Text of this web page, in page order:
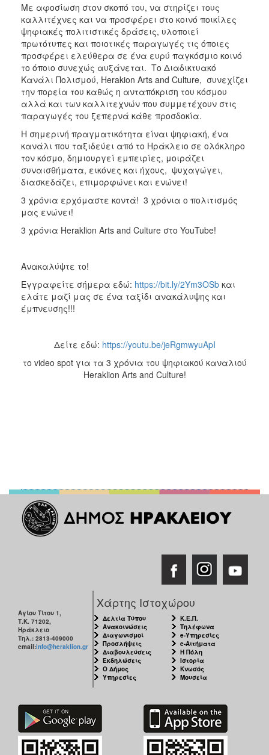
Με αφοσίωση στον σκοπό του, να στηρίζει τους
καλλιτέχνες και να προσφέρει στο κοινό ποικίλες
ψηφιακές πολιτιστικές δράσεις, υλοποιεί
πρωτότυπες και ποιοτικές παραγωγές τις όποιες
προσφέρει ελεύθερα σε ένα ευρύ παγκόσμιο κοινό
το όποιο συνεχώς αυξάνεται. Το Διαδικτυακό
Κανάλι Πολισμού, Herakion Arts and Culture, συνεχίζει
την πορεία του καθώς η ανταπόκριση του κόσμου
αλλά και των καλλιτεχνών που συμμετέχουν στις
παραγωγές του ξεπερνά κάθε προσδοκία.
Η σημερινή πραγματικότητα είναι ψηφιακή, ένα
κανάλι που ταξιδεύει από το Ηράκλειο σε ολόκληρο
τον κόσμο, δημιουργεί εμπειρίες, μοιράζει
συναισθήματα, εικόνες και ήχους, ψυχαγώγει,
διασκεδάζει, επιμορφώνει και ενώνει!
3 χρόνια ερχόμαστε κοντά! 3 χρόνια ο πολιτισμός
μας ενώνει!
3 χρόνια Heraklion Arts and Culture στο YouTube!
Ανακαλύψτε το!
Εγγραφείτε σήμερα εδώ: https://bit.ly/2Ym3OSb και
ελάτε μαζί μας σε ένα ταξίδι ανακάλυψης και
έμπνευσης!!!
Δείτε εδώ: https://youtu.be/jeRgmwyuApI
το video spot για τα 3 χρόνια του ψηφιακού καναλιού
Heraklion Arts and Culture!
Αγίου Τίτου 1,
Τ.Κ. 71202,
Ηράκλειο
Τηλ.: 2813-409000
email:info@heraklion.gr
Χάρτης Ιστοχώρου
Δελτία Τύπου
Ανακοινώσεις
Διαγωνισμοί
Προσλήψεις
Διαβουλεύσεις
Εκδηλώσεις
Ο Δήμος
Υπηρεσίες
Κ.Ε.Π.
Τηλέφωνα
e-Υπηρεσίες
e-Αιτήματα
Η Πόλη
Ιστορία
Κνωσός
Μουσεία